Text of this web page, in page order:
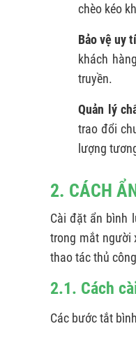
chèo kéo
Bảo vệ uy
khách
truyền.
Quản lý
trao đổi
lượng
2. CÁCH
Cài đặt ẩn bình
trong mắt người
thao tác thủ
2.1. Cách
Các bước tắt